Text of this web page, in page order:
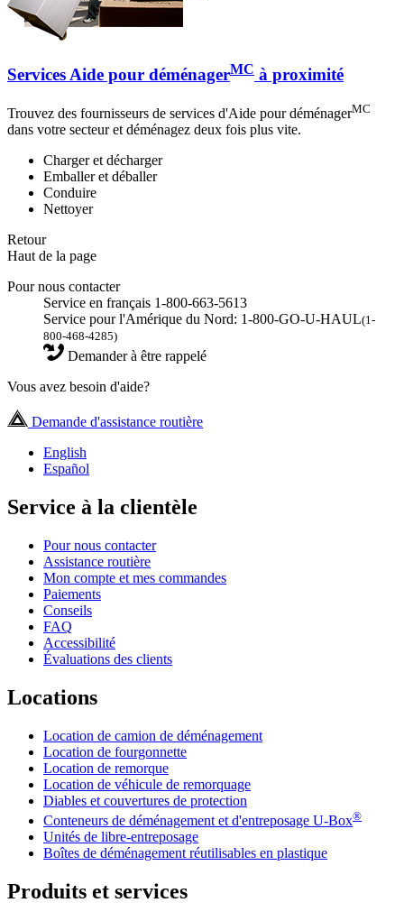
Services Aide pour déménagerMC à proximité
Trouvez des fournisseurs de services d'Aide pour déménagerMC
dans votre secteur et déménagez deux fois plus vite.
Charger et décharger
Emballer et déballer
Conduire
Nettoyer
Retour
Haut de la page
Pour nous contacter
Service en français 1-800-663-5613
Service pour l'Amérique du Nord: 1-800-GO-U-HAUL(1-
800-468-4285)
Demander à être rappelé
Vous avez besoin d'aide?
Demande d'assistance routière
English
Español
Service à la clientèle
Pour nous contacter
Assistance routière
Mon compte et mes commandes
Paiements
Conseils
FAQ
Accessibilité
Évaluations des clients
Locations
Location de camion de déménagement
Location de fourgonnette
Location de remorque
Location de véhicule de remorquage
Diables et couvertures de protection
Conteneurs de déménagement et d'entreposage U-Box®
Unités de libre-entreposage
Boîtes de déménagement réutilisables en plastique
Produits et services